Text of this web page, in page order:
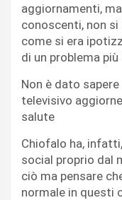
aggiornamenti,
conoscenti, non
come si era
di un problema più
Non è dato
televisivo
salute
Chiofalo ha,
social proprio dal
ciò ma pensare
normale in questi